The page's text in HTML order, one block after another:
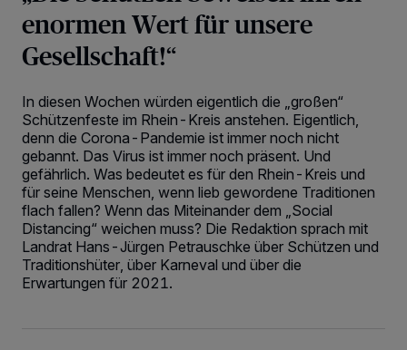
enormen Wert für unsere
Gesellschaft!“
In diesen Wochen würden eigentlich die „großen“
Schützenfeste im Rhein-Kreis anstehen. Eigentlich,
denn die Corona-Pandemie ist immer noch nicht
gebannt. Das Virus ist immer noch präsent. Und
gefährlich. Was bedeutet es für den Rhein-Kreis und
für seine Menschen, wenn lieb gewordene Traditionen
flach fallen? Wenn das Miteinander dem „Social
Distancing“ weichen muss? Die Redaktion sprach mit
Landrat Hans-Jürgen Petrauschke über Schützen und
Traditionshüter, über Karneval und über die
Erwartungen für 2021.